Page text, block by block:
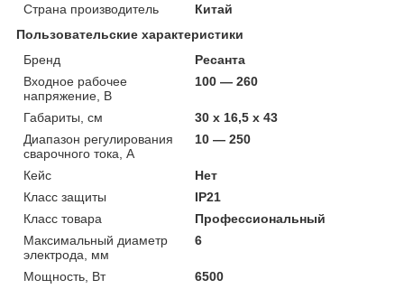
Страна производитель
Китай
Пользовательские характеристики
Бренд
Ресанта
Входное рабочее
напряжение, В
100 — 260
Габариты, см
30 х 16,5 х 43
Диапазон регулирования
сварочного тока, А
10 — 250
Кейс
Нет
Класс защиты
IP21
Класс товара
Профессиональный
Максимальный диаметр
электрода, мм
6
Мощность, Вт
6500